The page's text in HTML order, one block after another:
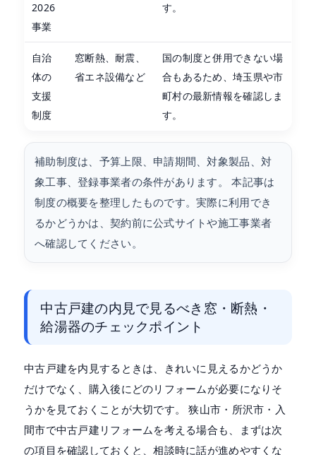
2026
事業
す。
自治
体の
支援
制度
窓断熱、耐震、
省エネ設備など
国の制度と併用できない場
合もあるため、埼玉県や市
町村の最新情報を確認しま
す。
補助制度は、予算上限、申請期間、対象製品、対
象工事、登録事業者の条件があります。 本記事は
制度の概要を整理したものです。実際に利用でき
るかどうかは、契約前に公式サイトや施工事業者
へ確認してください。
中古戸建の内見で見るべき窓・断熱・
給湯器のチェックポイント
中古戸建を内見するときは、きれいに見えるかどうか
だけでなく、購入後にどのリフォームが必要になりそ
うかを見ておくことが大切です。 狭山市・所沢市・入
間市で中古戸建リフォームを考える場合も、まずは次
の項目を確認しておくと、相談時に話が進めやすくな